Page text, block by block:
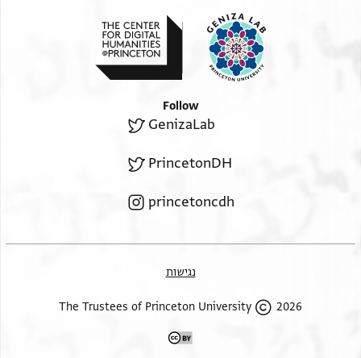
Follow
GenizaLab
PrincetonDH
princetoncdh
נגישות
2026 The Trustees of Princeton University